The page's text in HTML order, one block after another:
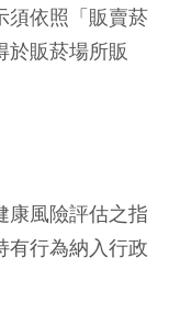
須依照「販賣菸
於販菸場所販
康風險評估之指
有行為納入行政